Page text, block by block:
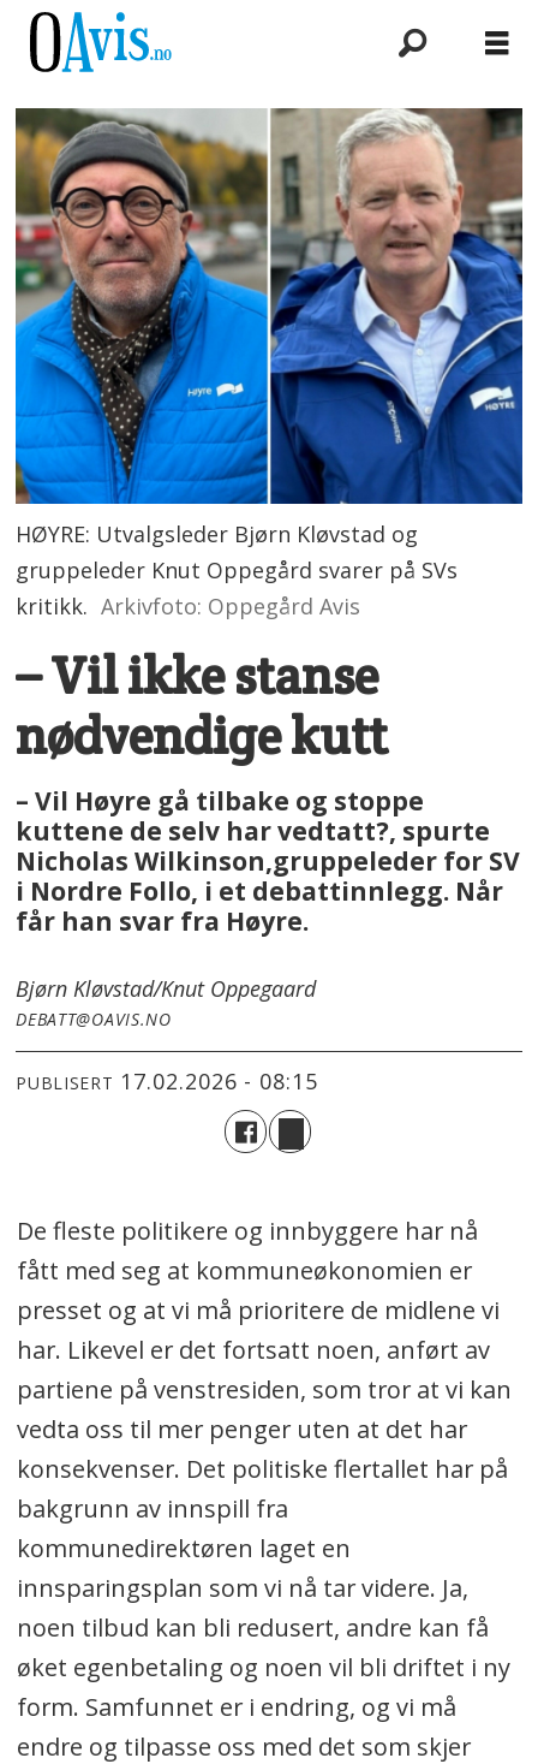
HØYRE: Utvalgsleder Bjørn Kløvstad og
gruppeleder Knut Oppegård svarer på SVs
kritikk. Arkivfoto: Oppegård Avis
– Vil ikke stanse
nødvendige kutt
– Vil Høyre gå tilbake og stoppe
kuttene de selv har vedtatt?, spurte
Nicholas Wilkinson,gruppeleder for SV
i Nordre Follo, i et debattinnlegg. Når
får han svar fra Høyre.
Bjørn Kløvstad/Knut Oppegaard
DEBATT@OAVIS.NO
PUBLISERT 17.02.2026 - 08:15
De fleste politikere og innbyggere har nå
fått med seg at kommuneøkonomien er
presset og at vi må prioritere de midlene vi
har. Likevel er det fortsatt noen, anført av
partiene på venstresiden, som tror at vi kan
vedta oss til mer penger uten at det har
konsekvenser. Det politiske flertallet har på
bakgrunn av innspill fra
kommunedirektøren laget en
innsparingsplan som vi nå tar videre. Ja,
noen tilbud kan bli redusert, andre kan få
øket egenbetaling og noen vil bli driftet i ny
form. Samfunnet er i endring, og vi må
endre og tilpasse oss med det som skjer